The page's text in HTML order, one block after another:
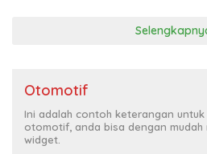
Otomotif
Ini adalah contoh keterangan
otomotif, anda bisa dengan mudah
widget.